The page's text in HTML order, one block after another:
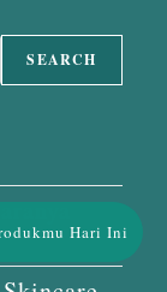
SEARCH
Hari Ini